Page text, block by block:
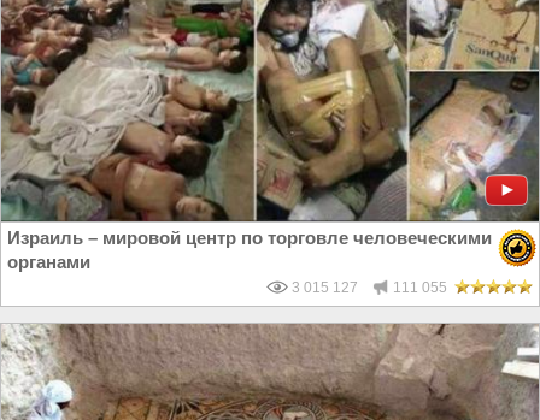
Израиль – мировой центр по торговле человеческими
органами
3 015 127 111 055